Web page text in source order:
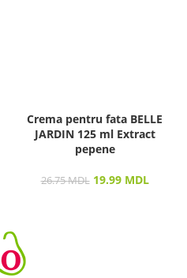
Crema pentru fata BELLE
JARDIN 125 ml Extract
pepene
26.75MDL 19.99 MDL